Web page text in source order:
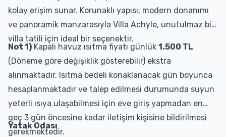
kolay erişim sunar. Korunaklı yapısı, modern donanımı
ve panoramik manzarasıyla Villa Achyle, unutulmaz bir
villa tatili için ideal bir seçenektir.
Not 1) Kapalı havuz ısıtma fiyatı günlük 1.500 TL
(Döneme göre değişiklik gösterebilir) ekstra
alınmaktadır. Isıtma bedeli konaklanacak gün boyunca
hesaplanmaktadır ve talep edilmesi durumunda suyun
yeterli ısıya ulaşabilmesi için eve giriş yapmadan en
geç 3 gün öncesine kadar iletişim kişisine bildirilmesi
gerekmektedir.
Yatak Odası